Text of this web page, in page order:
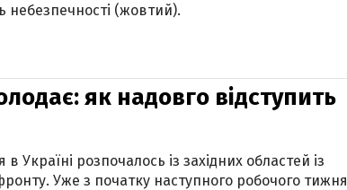
небезпечності (жовтий).
як надовго відступить
Україні розпочалось із західних областей із
Уже з початку наступного робочого тижня